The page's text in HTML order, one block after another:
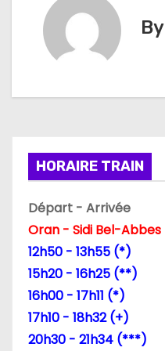
o
n
d
e
By
HORAIRE TRAIN
Départ - Arrivée
Oran - Sidi Bel-Abbes
12h50 - 13h55 (*)
15h20 - 16h25 (**)
16h00 - 17h11 (*)
17h10 - 18h32 (+)
20h30 - 21h34 (***)